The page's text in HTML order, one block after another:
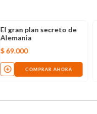
El gran plan secreto de
Alemania
$69.000
COMPRAR AHORA